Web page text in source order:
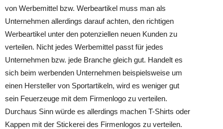
von Werbemittel bzw. Werbeartikel muss man als
Unternehmen allerdings darauf achten, den richtigen
Werbeartikel unter den potenziellen neuen Kunden zu
verteilen. Nicht jedes Werbemittel passt für jedes
Unternehmen bzw. jede Branche gleich gut. Handelt es
sich beim werbenden Unternehmen beispielsweise um
einen Hersteller von Sportartikeln, wird es weniger gut
sein Feuerzeuge mit dem Firmenlogo zu verteilen.
Durchaus Sinn würde es allerdings machen T-Shirts oder
Kappen mit der Stickerei des Firmenlogos zu verteilen.